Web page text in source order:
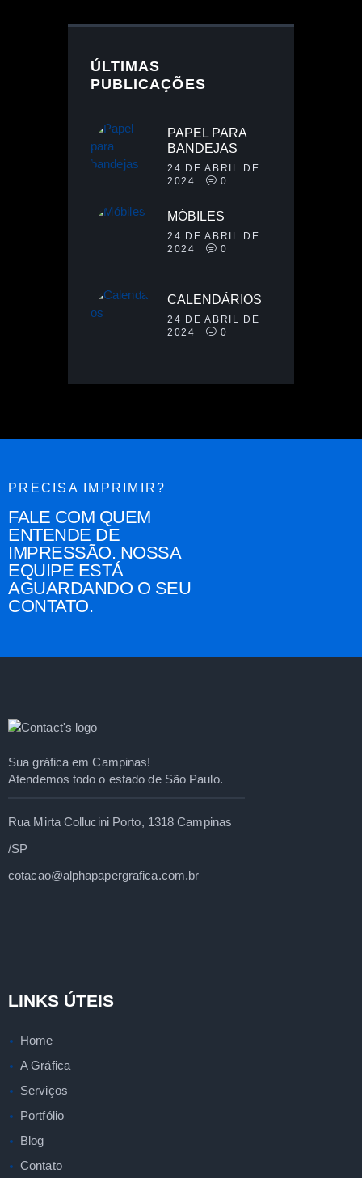
ÚLTIMAS
PUBLICAÇÕES
PAPEL PARA
BANDEJAS
24 DE ABRIL DE
2024
0
MÓBILES
24 DE ABRIL DE
2024
0
CALENDÁRIOS
24 DE ABRIL DE
2024
0
PRECISA IMPRIMIR?
FALE COM QUEM
ENTENDE DE
IMPRESSÃO. NOSSA
EQUIPE ESTÁ
AGUARDANDO O SEU
CONTATO.
Sua gráfica em Campinas!
Atendemos todo o estado de São Paulo.
Rua Mirta Collucini Porto, 1318 Campinas
/SP
cotacao@alphapapergrafica.com.br
LINKS ÚTEIS
Home
A Gráfica
Serviços
Portfólio
Blog
Contato